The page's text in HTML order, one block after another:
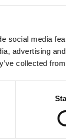
social media
advertising
collected